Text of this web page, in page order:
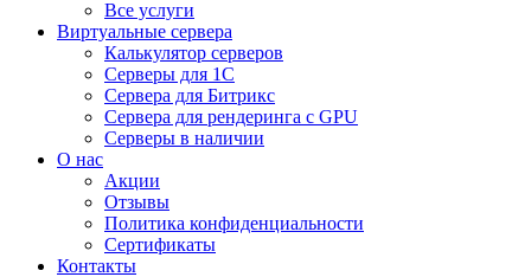
Все услуги
Виртуальные сервера
Калькулятор серверов
Серверы для 1С
Сервера для Битрикс
Сервера для рендеринга с GPU
Серверы в наличии
О нас
Акции
Отзывы
Политика конфиденциальности
Сертификаты
Контакты